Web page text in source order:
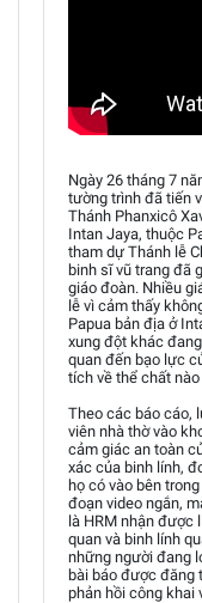
Ngày 26 tháng 7
tường trình đã tiến
Thánh Phanxicô
Intan Jaya, thuộc
tham dự Thánh lễ
binh sĩ vũ trang đã
giáo đoàn. Nhiều
lễ vì cảm thấy
Papua bản địa ở
xung đột khác
quan đến bạo lực
tích về thể chất
Theo các báo cáo,
viên nhà thờ vào
cảm giác an toàn
xác của binh lính,
họ có vào bên
đoạn video ngắn,
là HRM nhận được
quan và binh lính
những người đang
bài báo được đăng
phản hồi công khai